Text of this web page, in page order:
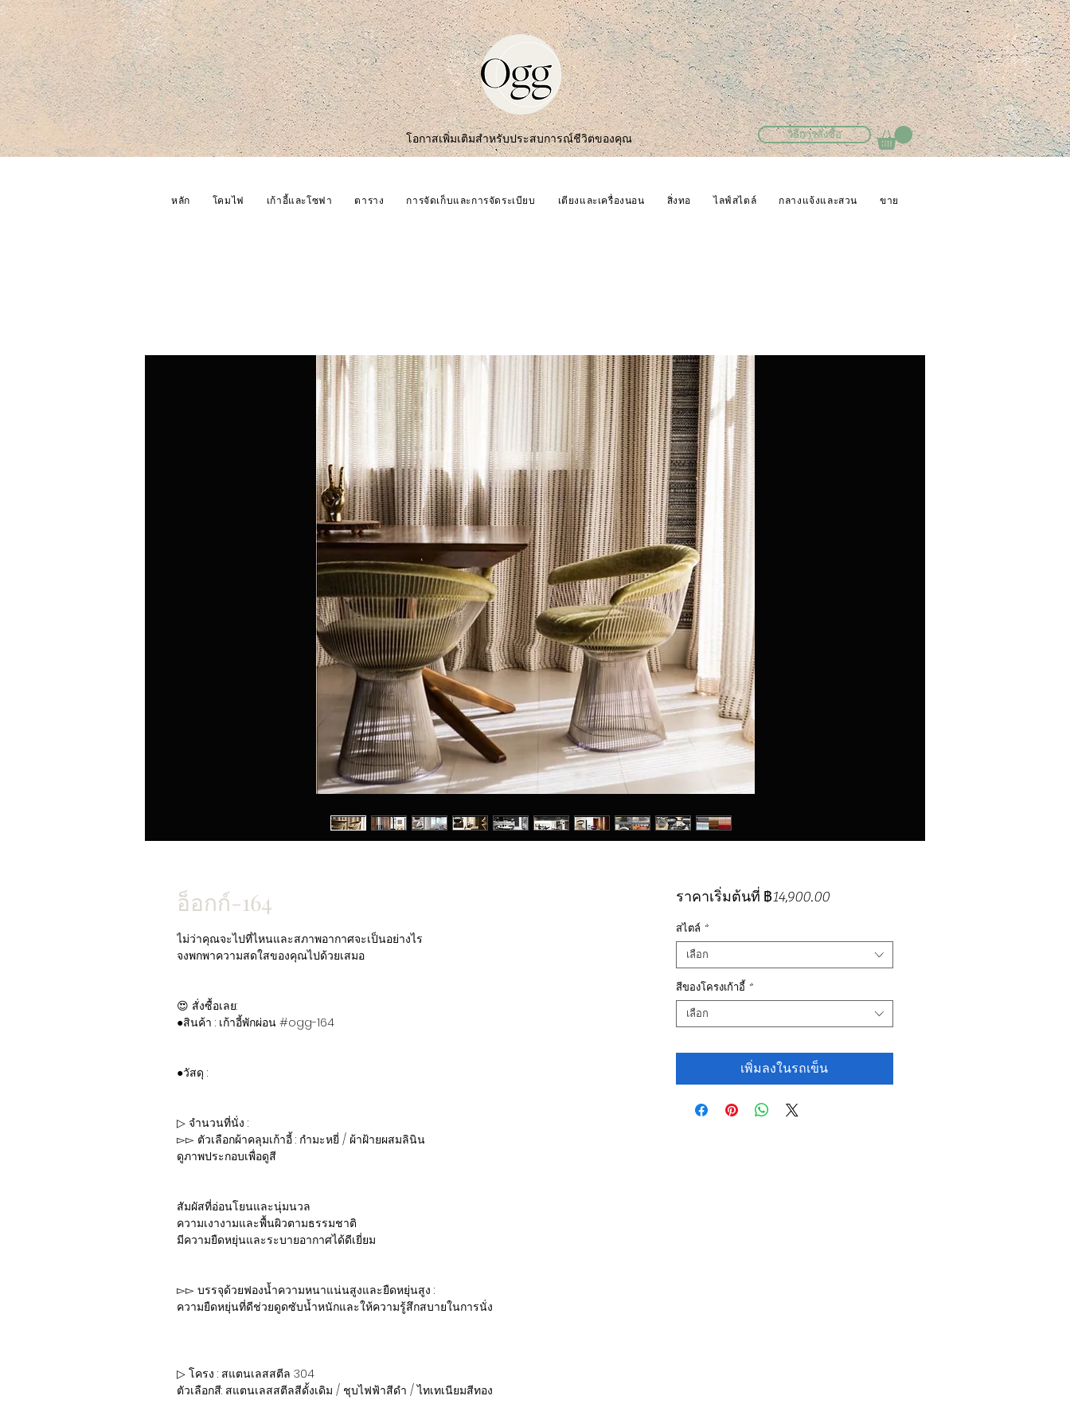
โอกาสเพิ่มเติมสำหรับประสบการณ์ชีวิตของคุณ วิธีการสั่งซื้อ
หลัก โคมไฟ เก้าอี้และโซฟา ตาราง การจัดเก็บและการจัดระเบียบ เตียงและเครื่องนอน สิ่งทอ ไลฟ์สไตล์ กลางแจ้งและสวน ขาย
อ็อกก์-164
ไม่ว่าคุณจะไปที่ไหนและสภาพอากาศจะเป็นอย่างไร
จงพกพาความสดใสของคุณไปด้วยเสมอ
😍 สั่งซื้อเลย:
●สินค้า : เก้าอี้พักผ่อน #ogg-164
●วัสดุ :
▷ จำนวนที่นั่ง :
▻▻ ตัวเลือกผ้าคลุมเก้าอี้ : กำมะหยี่ / ผ้าฝ้ายผสมลินิน
ดูภาพประกอบเพื่อดูสี
สัมผัสที่อ่อนโยนและนุ่มนวล
ความเงางามและพื้นผิวตามธรรมชาติ
มีความยืดหยุ่นและระบายอากาศได้ดีเยี่ยม
▻▻ บรรจุด้วยฟองน้ำความหนาแน่นสูงและยืดหยุ่นสูง :
ความยืดหยุ่นที่ดีช่วยดูดซับน้ำหนักและให้ความรู้สึกสบายในการนั่ง
▷ โครง : สแตนเลสสตีล 304
ตัวเลือกสี: สแตนเลสสตีลสีดั้งเดิม / ชุบไฟฟ้าสีดำ / ไทเทเนียมสีทอง
ราคาเริ่มต้นที่ ฿14,900.00ราคา
สไตล์ *
เลือก
สีของโครงเก้าอี้ *
เลือก
เพิ่มลงในรถเข็น